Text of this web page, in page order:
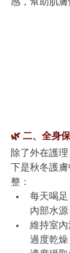
🌿 二、全身
除了外在護
下是秋冬護
整：
每天喝足
內部水源
維持室
過度乾燥